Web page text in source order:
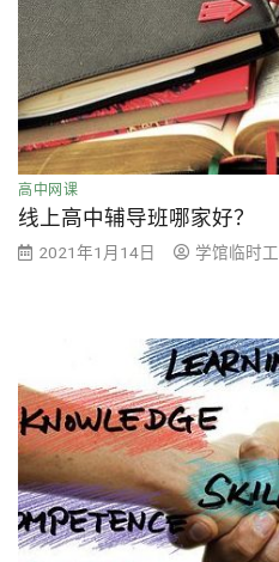
高中网课
线上高中辅导班哪家好？
2021年1月14日 学馆临时工